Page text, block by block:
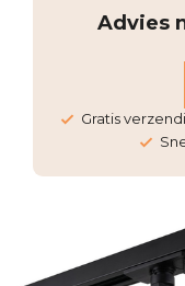
Advies
Gratis